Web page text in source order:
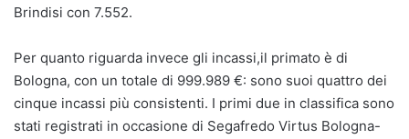
Brindisi con 7.552.
Per quanto riguarda invece gli incassi,il primato è di
Bologna, con un totale di 999.989 €: sono suoi quattro dei
cinque incassi più consistenti. I primi due in classifica sono
stati registrati in occasione di Segafredo Virtus Bologna-